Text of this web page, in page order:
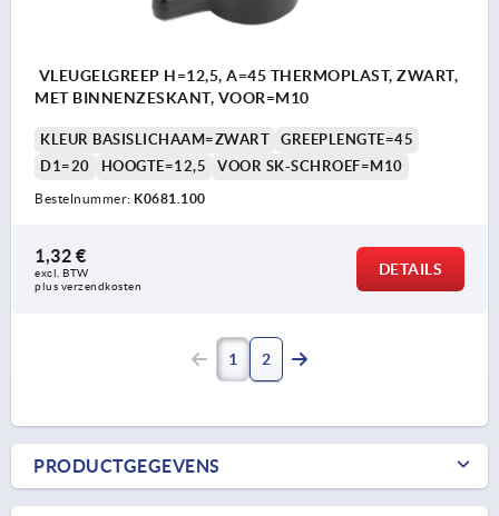
VLEUGELGREEP H=12,5, A=45 THERMOPLAST, ZWART,
MET BINNENZESKANT, VOOR=M10
KLEUR BASISLICHAAM=ZWART
GREEPLENGTE=45
D1=20
HOOGTE=12,5 VOOR SK-SCHROEF=M10
Bestelnummer: K0681.100
1,32 €
excl. BTW
plus verzendkosten
DETAILS
1 2
PRODUCTGEGEVENS